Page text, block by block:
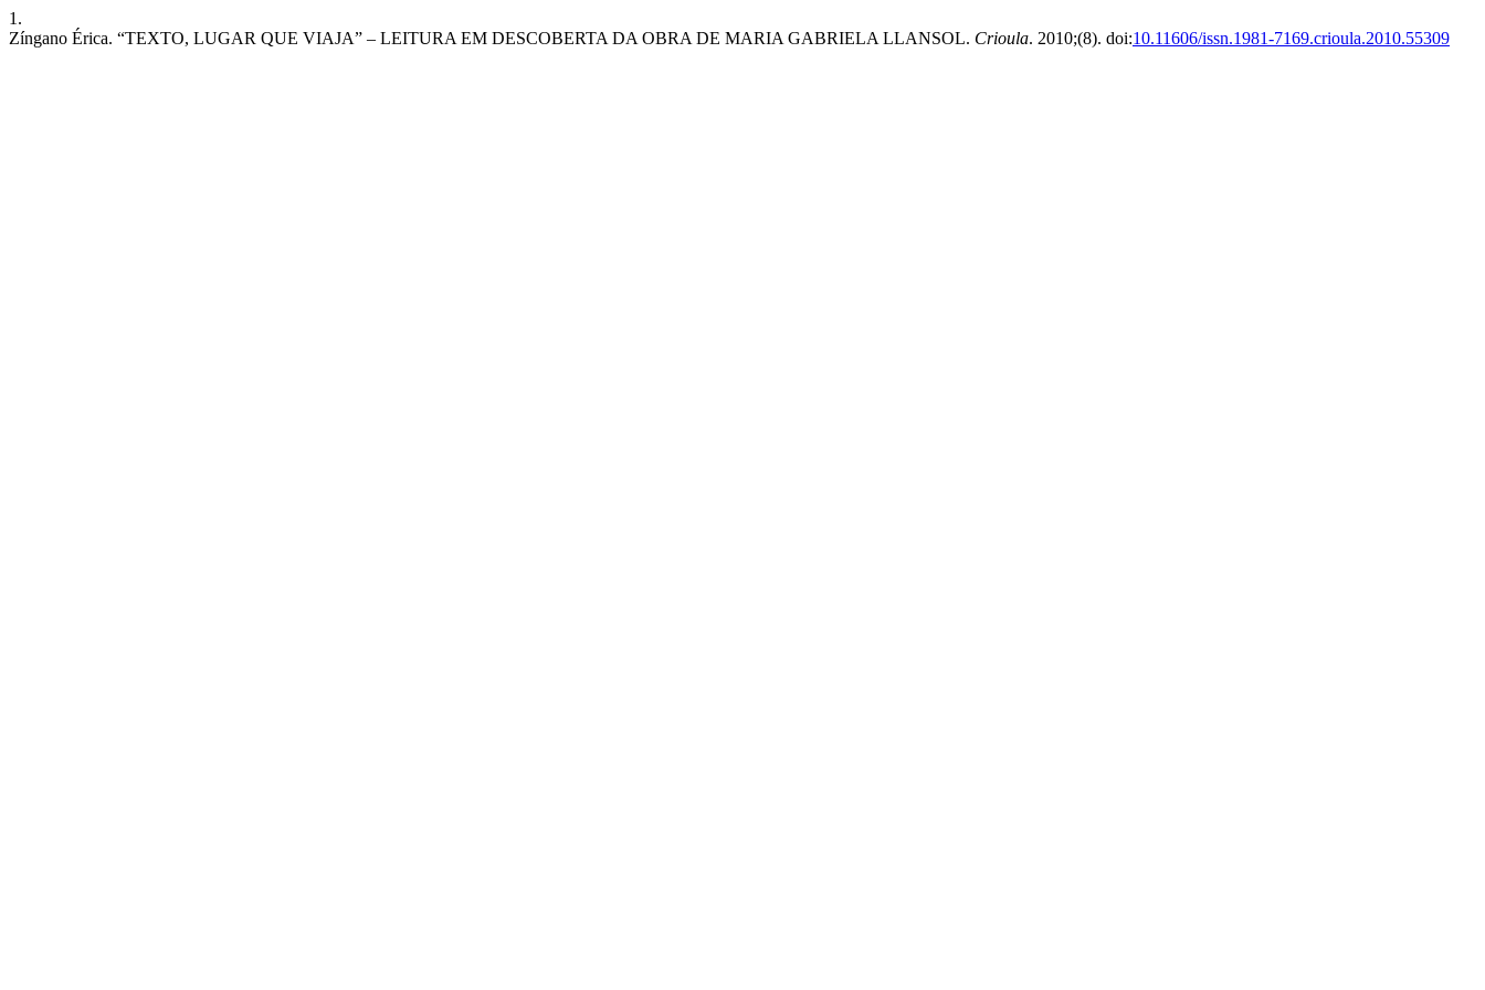
1.
Zíngano Érica. “TEXTO, LUGAR QUE VIAJA” – LEITURA EM DESCOBERTA DA OBRA DE MARIA GABRIELA LLANSOL. Crioula. 2010;(8). doi:10.11606/issn.1981-7169.crioula.2010.55309